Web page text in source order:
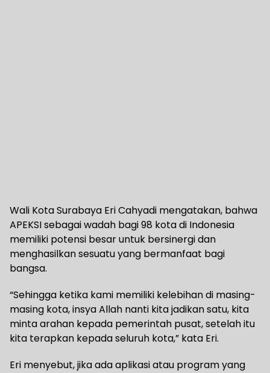
Wali Kota Surabaya Eri Cahyadi mengatakan, bahwa
APEKSI sebagai wadah bagi 98 kota di Indonesia
memiliki potensi besar untuk bersinergi dan
menghasilkan sesuatu yang bermanfaat bagi
bangsa.
“Sehingga ketika kami memiliki kelebihan di masing-
masing kota, insya Allah nanti kita jadikan satu, kita
minta arahan kepada pemerintah pusat, setelah itu
kita terapkan kepada seluruh kota,” kata Eri.
Eri menyebut, jika ada aplikasi atau program yang